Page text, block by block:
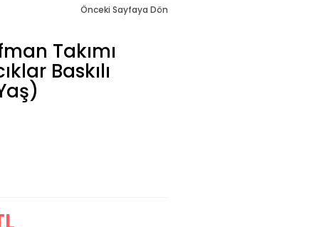
Önceki Sayfaya Dön
Takımı
Baskılı